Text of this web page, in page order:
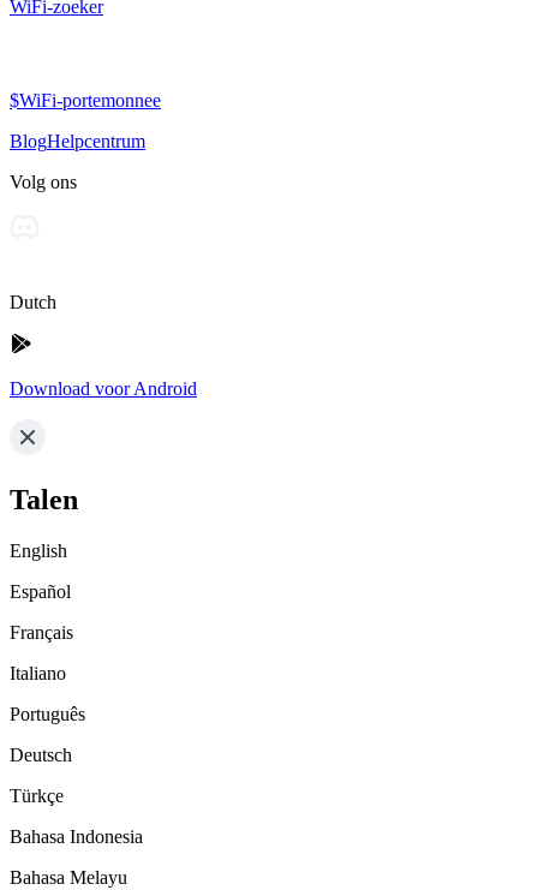
WiFi-zoeker
$WiFi-portemonnee
BlogHelpcentrum
Volg ons
Dutch
Download voor Android
Talen
English
Español
Français
Italiano
Português
Deutsch
Türkçe
Bahasa Indonesia
Bahasa Melayu